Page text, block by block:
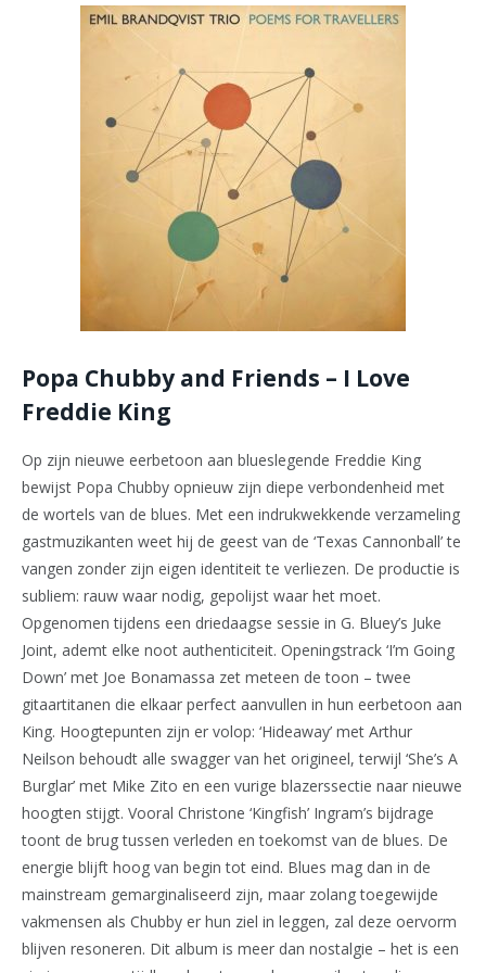
Popa Chubby and Friends – I Love
Freddie King
Op zijn nieuwe eerbetoon aan blueslegende Freddie King
bewijst Popa Chubby opnieuw zijn diepe verbondenheid met
de wortels van de blues. Met een indrukwekkende verzameling
gastmuzikanten weet hij de geest van de ‘Texas Cannonball’ te
vangen zonder zijn eigen identiteit te verliezen. De productie is
subliem: rauw waar nodig, gepolijst waar het moet.
Opgenomen tijdens een driedaagse sessie in G. Bluey’s Juke
Joint, ademt elke noot authenticiteit. Openingstrack ‘I’m Going
Down’ met Joe Bonamassa zet meteen de toon – twee
gitaartitanen die elkaar perfect aanvullen in hun eerbetoon aan
King. Hoogtepunten zijn er volop: ‘Hideaway’ met Arthur
Neilson behoudt alle swagger van het origineel, terwijl ‘She’s A
Burglar’ met Mike Zito en een vurige blazerssectie naar nieuwe
hoogten stijgt. Vooral Christone ‘Kingfish’ Ingram’s bijdrage
toont de brug tussen verleden en toekomst van de blues. De
energie blijft hoog van begin tot eind. Blues mag dan in de
mainstream gemarginaliseerd zijn, maar zolang toegewijde
vakmensen als Chubby er hun ziel in leggen, zal deze oervorm
blijven resoneren. Dit album is meer dan nostalgie – het is een